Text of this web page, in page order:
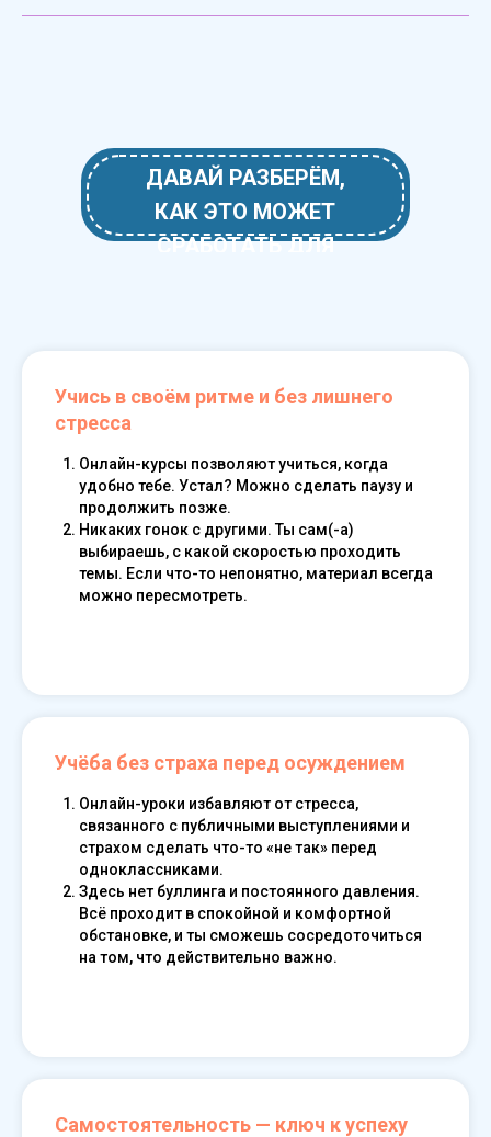
ДАВАЙ РАЗБЕРЁМ,
КАК ЭТО МОЖЕТ
СРАБОТАТЬ ДЛЯ
Учись в своём ритме и без лишнего
стресса
Онлайн-курсы позволяют учиться, когда
удобно тебе. Устал? Можно сделать паузу и
продолжить позже.
Никаких гонок с другими. Ты сам(-а)
выбираешь, с какой скоростью проходить
темы. Если что-то непонятно, материал всегда
можно пересмотреть.
Учёба без страха перед осуждением
Онлайн-уроки избавляют от стресса,
связанного с публичными выступлениями и
страхом сделать что-то «не так» перед
одноклассниками.
Здесь нет буллинга и постоянного давления.
Всё проходит в спокойной и комфортной
обстановке, и ты сможешь сосредоточиться
на том, что действительно важно.
Самостоятельность — ключ к успеху